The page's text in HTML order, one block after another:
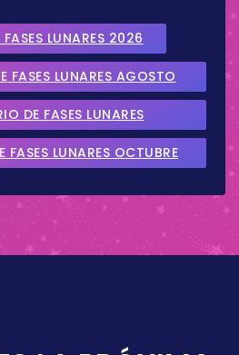
LUNARES 2026
FASES LUNARES AGOSTO
2026
DE FASES LUNARES
2026
FASES LUNARES OCTUBRE